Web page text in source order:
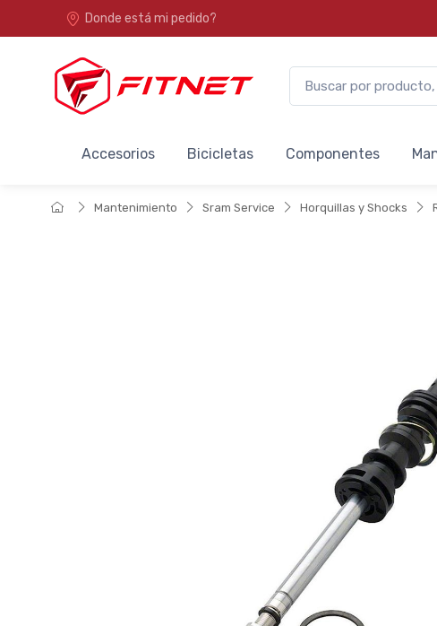
Donde está mi pedido?
Accesorios Bicicletas Componentes
Mantenimiento Sram Service Horquillas y Shocks